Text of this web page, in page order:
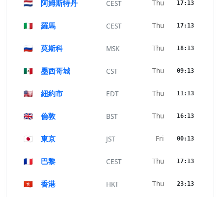
🇳🇱 阿姆斯特丹 CEST Thu 17:13
🇮🇹 羅馬 CEST Thu 17:13
🇷🇺 莫斯科 MSK Thu 18:13
🇲🇽 墨西哥城 CST Thu 09:13
🇺🇸 紐約市 EDT Thu 11:13
🇬🇧 倫敦 BST Thu 16:13
🇯🇵 東京 JST Fri 00:13
🇫🇷 巴黎 CEST Thu 17:13
🇭🇰 香港 HKT Thu 23:13